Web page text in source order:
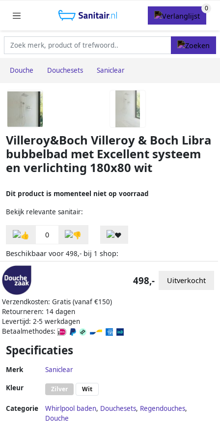
Douche Douchesets Saniclear
Villeroy&Boch Villeroy & Boch Libra
bubbelbad met Excellent systeem
en verlichting 180x80 wit
Dit product is momenteel niet op voorraad
Bekijk relevante sanitair:
0
Beschikbaar voor 498,- bij 1 shop:
Verzendkosten: Gratis (vanaf €150)
Retourneren: 14 dagen
Levertijd: 2-5 werkdagen
Betaalmethodes:
498,- Uitverkocht
Specificaties
Merk Saniclear
Kleur Zilver Wit
Categorie Whirlpool baden, Douchesets, Regendouches,
Douche